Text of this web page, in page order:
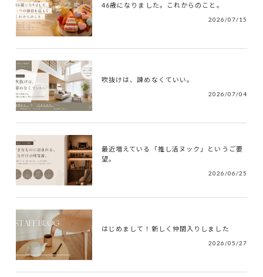
46歳になりました。これからのこと。
2026/07/15
吹抜けは、諫めなくていい。
2026/07/04
最近増えている「推し活ヌック」というご要
望。
2026/06/25
はじめまして！新しく仲間入りしました
2026/05/27